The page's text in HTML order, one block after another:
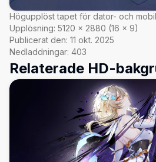
Högupplöst tapet för dator- och
Upplösning: 5120 × 2880 (16 × 9)
Publicerat den: 11 okt. 2025
Nedladdningar: 403
Relaterade HD-